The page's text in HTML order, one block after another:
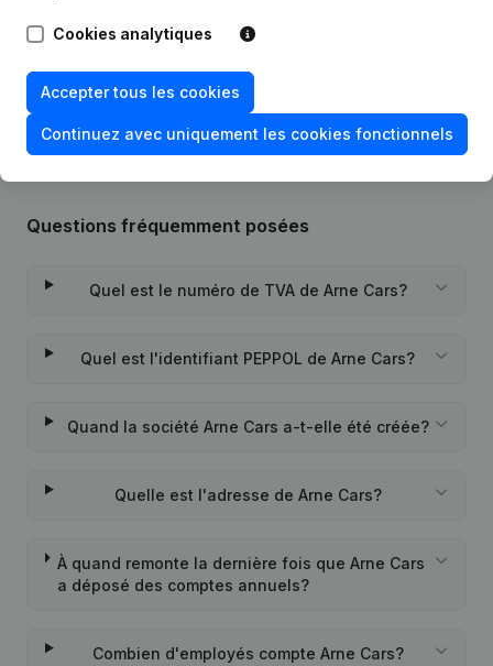
Personne Morale, Ouverture
Succursale, etc...)
Questions fréquemment posées
Quel est le numéro de TVA de Arne Cars?
Quel est l'identifiant PEPPOL de Arne Cars?
Quand la société Arne Cars a-t-elle été créée?
Quelle est l'adresse de Arne Cars?
À quand remonte la dernière fois que Arne Cars
a déposé des comptes annuels?
Combien d'employés compte Arne Cars?
Cookies analytiques
Accepter tous les cookies
Continuez avec uniquement les cookies fonctionnels